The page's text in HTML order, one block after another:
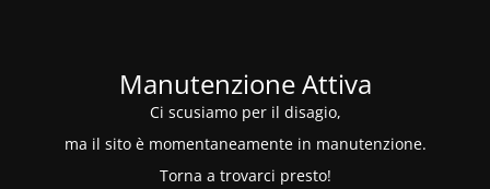
Manutenzione Attiva
Ci scusiamo per il disagio,
ma il sito è momentaneamente in manutenzione.
Torna a trovarci presto!